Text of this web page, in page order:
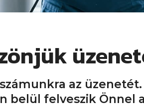
az
belül felveszik Önnel